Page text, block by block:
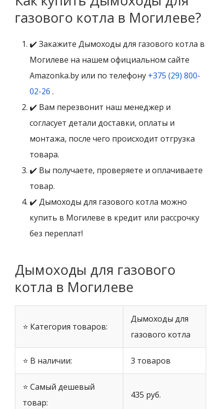
газового котла в Могилеве?
✔️ Закажите Дымоходы для газового котла в
Могилеве на нашем официальном сайте
Amazonka.by или по телефону +375 (29) 800-
02-26 .
✔️ Вам перезвонит наш менеджер и
согласует детали доставки, оплаты и
монтажа, после чего происходит отгрузка
товара.
✔️ Вы получаете, проверяете и оплачиваете
товар.
✔️ Дымоходы для газового котла можно
купить в Могилеве в кредит или рассрочку
без переплат!
Дымоходы для газового
котла в Могилеве
⭐ Категория товаров:
Дымоходы для
газового котла
⭐ В наличии: 3 товаров
⭐ Самый дешевый
товар:
435 руб.